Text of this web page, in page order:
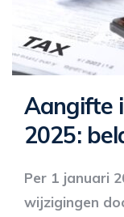
Aangifte
2025:
Per 1 januari
wijzigingen